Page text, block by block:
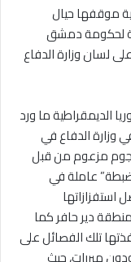
موقفها حيال
لحكومة دمشق
لسان وزارة الدفاع
الديمقراطية ما ورد
وزارة الدفاع في
مزعوم من قبل
عاملة في
دير حافر كما
تلك الفصائل على